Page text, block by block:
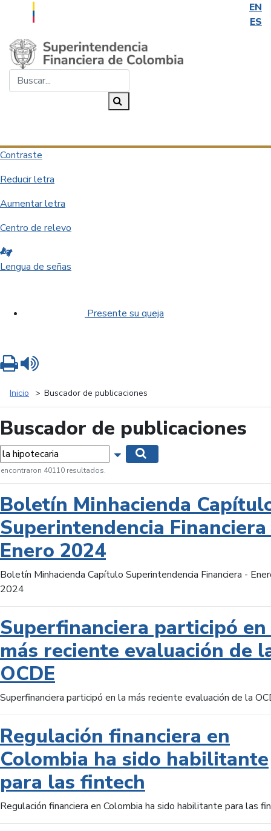
EN
ES
Saltar al contenido principal
Contraste
Reducir letra
Aumentar letra
Centro de relevo
Lengua de señas
Presente su queja
Inicio Buscador de publicaciones
Buscador de publicaciones
Mostrar opciones de búsqueda
encontraron 40110 resultados.
Boletín Minhacienda
Superintendencia
Enero 2024
Boletín Minhacienda Capítulo Superintendencia Financiera -
2024
Superfinanciera participó
más reciente evaluación de
OCDE
Superfinanciera participó en la más reciente evaluación de la
Regulación financiera en
Colombia ha sido habilitante
para las fintech
Regulación financiera en Colombia ha sido habilitante para las
Imprimir